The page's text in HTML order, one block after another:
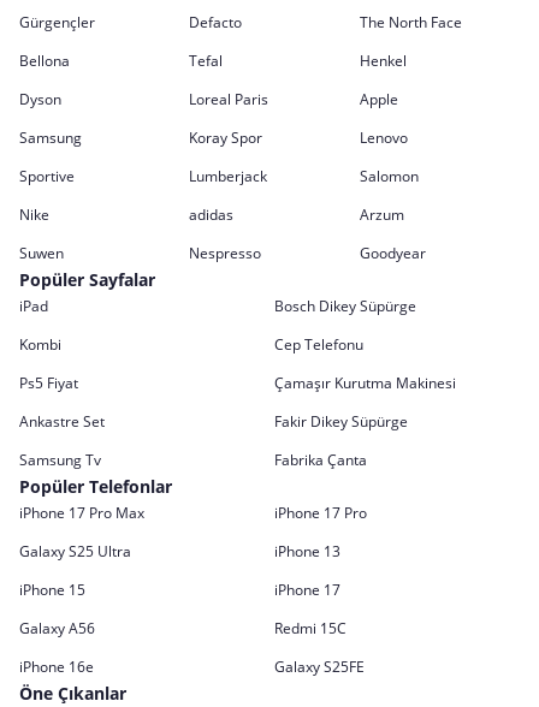
Gürgençler
Defacto
The North Face
Bellona
Tefal
Henkel
Dyson
Loreal Paris
Apple
Samsung
Koray Spor
Lenovo
Sportive
Lumberjack
Salomon
Nike
adidas
Arzum
Suwen
Nespresso Goodyear
Popüler Sayfalar
iPad
Bosch Dikey Süpürge
Kombi
Cep Telefonu
Ps5 Fiyat
Çamaşır Kurutma Makinesi
Ankastre Set
Fakir Dikey Süpürge
Samsung Tv
Fabrika Çanta
Popüler Telefonlar
iPhone 17 Pro Max
iPhone 17 Pro
Galaxy S25 Ultra
iPhone 13
iPhone 15
iPhone 17
Galaxy A56
Redmi 15C
iPhone 16e
Galaxy S25FE
Öne Çıkanlar